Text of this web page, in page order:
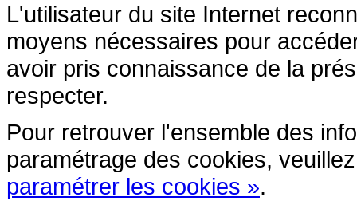
L'utilisateur du site Internet
moyens nécessaires pour
avoir pris connaissance de la
respecter.
Pour retrouver l'ensemble des
paramétrage des cookies,
paramétrer les cookies ».